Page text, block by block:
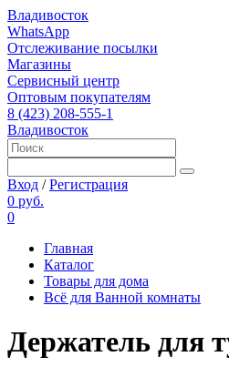
Владивосток
WhatsApp
Отслеживание посылки
Магазины
Сервисный центр
Оптовым покупателям
8 (423) 208-555-1
Владивосток
Вход /Регистрация
0 руб.
0
Главная
Каталог
Товары для дома
Всё для Ванной комнаты
Держатель для